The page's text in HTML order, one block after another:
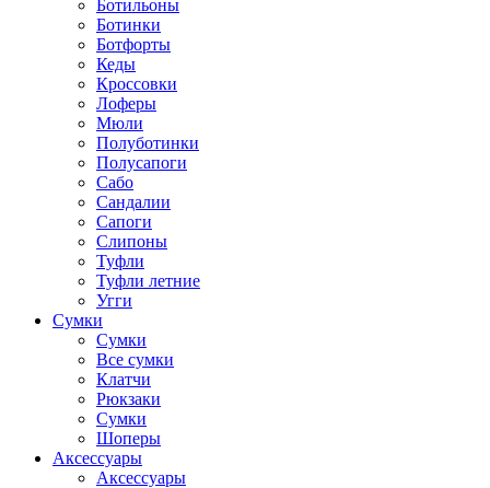
Ботильоны
Ботинки
Ботфорты
Кеды
Кроссовки
Лоферы
Мюли
Полуботинки
Полусапоги
Сабо
Сандалии
Сапоги
Слипоны
Туфли
Туфли летние
Угги
Сумки
Сумки
Все сумки
Клатчи
Рюкзаки
Сумки
Шоперы
Аксессуары
Аксессуары